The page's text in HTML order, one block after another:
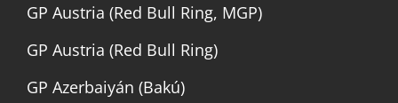
GP Austria (Red Bull Ring, MGP)
GP Austria (Red Bull Ring)
GP Azerbaiyán (Bakú)